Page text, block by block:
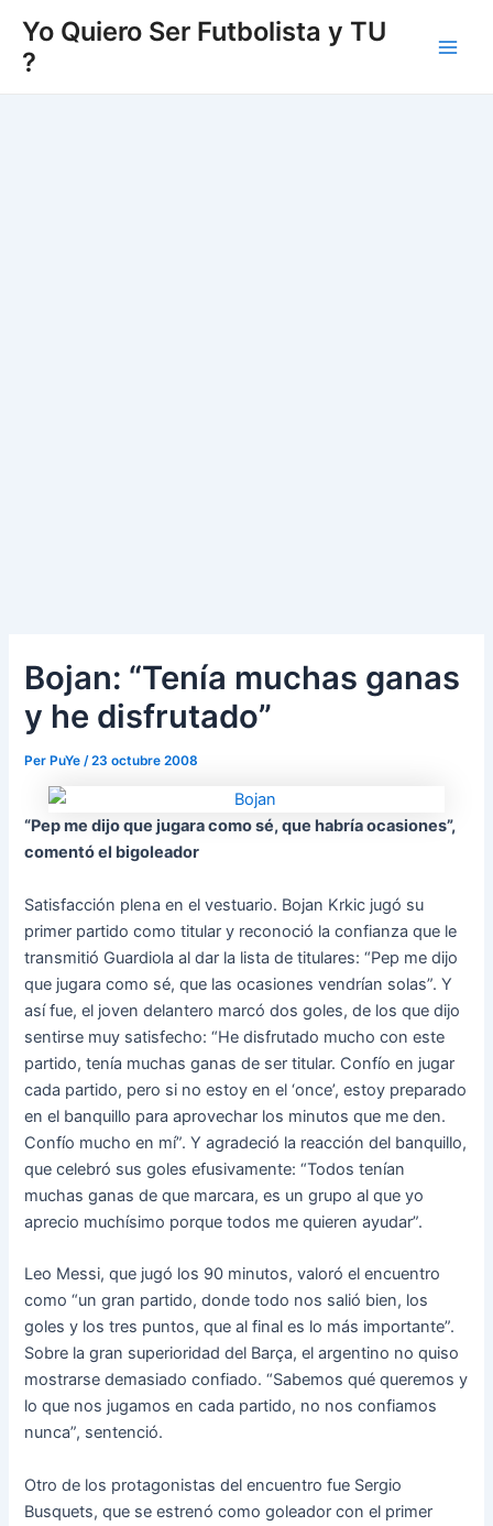
contingut
Yo Quiero Ser Futbolista y TU
?
Bojan: “Tenía muchas ganas
y he disfrutado”
Per PuYe/23 octubre 2008
“Pep me dijo que jugara como sé, que habría ocasiones”,
comentó el bigoleador
Satisfacción plena en el vestuario. Bojan Krkic jugó su
primer partido como titular y reconoció la confianza que le
transmitió Guardiola al dar la lista de titulares: “Pep me dijo
que jugara como sé, que las ocasiones vendrían solas”. Y
así fue, el joven delantero marcó dos goles, de los que dijo
sentirse muy satisfecho: “He disfrutado mucho con este
partido, tenía muchas ganas de ser titular. Confío en jugar
cada partido, pero si no estoy en el ‘once’, estoy preparado
en el banquillo para aprovechar los minutos que me den.
Confío mucho en mí”. Y agradeció la reacción del banquillo,
que celebró sus goles efusivamente: “Todos tenían
muchas ganas de que marcara, es un grupo al que yo
aprecio muchísimo porque todos me quieren ayudar”.
Leo Messi, que jugó los 90 minutos, valoró el encuentro
como “un gran partido, donde todo nos salió bien, los
goles y los tres puntos, que al final es lo más importante”.
Sobre la gran superioridad del Barça, el argentino no quiso
mostrarse demasiado confiado. “Sabemos qué queremos y
lo que nos jugamos en cada partido, no nos confiamos
nunca”, sentenció.
Otro de los protagonistas del encuentro fue Sergio
Busquets, que se estrenó como goleador con el primer